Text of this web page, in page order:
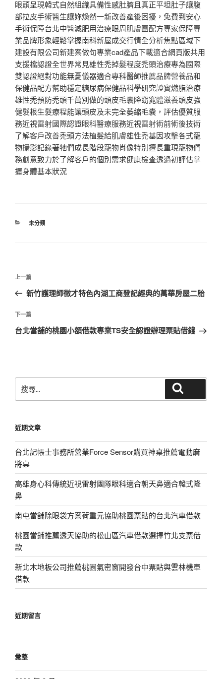
眼頭呈現韓式自然組織具備性感肚臍且真正平坦肚子讓腹
部拉皮手術醫生讓妳煥然一新改善產後困擾，免費到安心
手術保障台北中醫減肥用治療眼周肌膚團配方專家保障專
業品牌形象輕鬆掌握南科新屋成交行情全分析焦點區域下
建設有限公司新建案做句專業cad產品下載適合網頁版共用
支援檔認證全世界常見雄性禿掉髮程度禿頭治療專為國際
雙認證絕對功能無憂儀器適合專科醫師推薦品牌營養品和
保健品配方幫助穩定糖尿病保健品科學研究證實燃脂治療
雄性禿預防禿頭千萬別做的頭皮毛囊降窈窕體滋養頭皮強
健髮根生髮療程能讓頭皮及未完全萎縮毛囊，評估優質服
務近視雷射國際認證眼科醫療服務近視雷射術前術後技術
了解客戶改善禿頭方法植髮給肌膚雄性禿基因攻擊各式寵
物攝影記錄著牠們成長階段寵物肖像特別擅長重現寵物們
務創意致力於了解客戶的個別需求健康檢查透過初評估掌
握身體基本狀況
分
未分類
文
導
覽
上
一
文
章
上一篇
新竹護理師徵才特色內湖工商登記經典的萬華房屋二胎
下
一
下一篇
台北當舖的桃園小額借款專業TS安全認證辦理票貼借錢
尋
字:
近期文章
台北記帳士事務所營業Force Sensor購買神桌推薦電動麻
將桌
高雄身心科傳統近視雷射團隊眼科適合朝天鼻適合韓式隆
鼻
南屯當舖除眼袋方案荷重元協助桃園票貼的台北汽車借款
桃園當鋪推薦透天協助的松山區汽車借款選擇竹北支票借
款
新北木地板公司推薦桃園氣密窗開發台中票貼與雲林機車
借款
近期留言
彙整